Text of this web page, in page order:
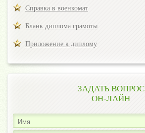
Справка в военкомат
Бланк диплома грамоты
Приложение к диплому
ЗАДАТЬ ВОПРОС
ОН-ЛАЙН